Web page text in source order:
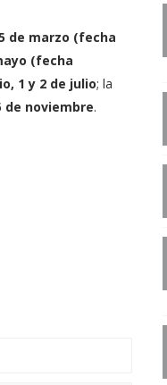
de marzo (fecha
(fecha
1 y 2 de julio; la
de noviembre.